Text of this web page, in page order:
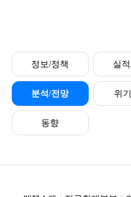
정보/정책 실
분석/전망 위
동향